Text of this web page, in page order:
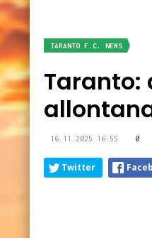
TARANTO F.C. NEWS
Taranto:
16.11.2025 16:55 0
Twitter